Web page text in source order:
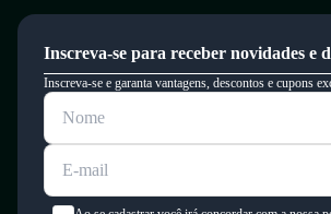
Inscreva-se para receber novidades e
Inscreva-se e garanta vantagens, descontos e cupons